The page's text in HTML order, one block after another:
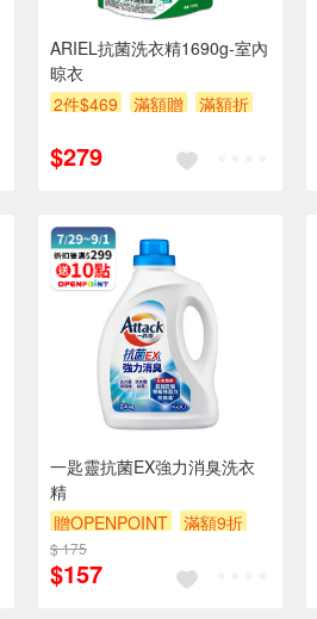
ARIEL抗菌洗衣精1690g-室內
晾衣
2件$469
滿額贈
滿額折
$279
一匙靈抗菌EX強力消臭洗衣
精
贈OPENPOINT
滿額9折
贈$200
$ 175
$157